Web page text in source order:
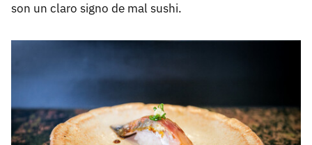
son un claro signo de mal sushi.